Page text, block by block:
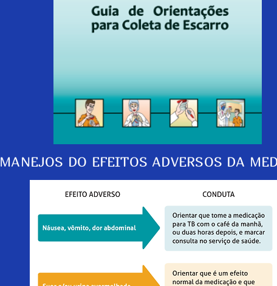
MANEJOS DO EFEITOS ADVERSOS DA